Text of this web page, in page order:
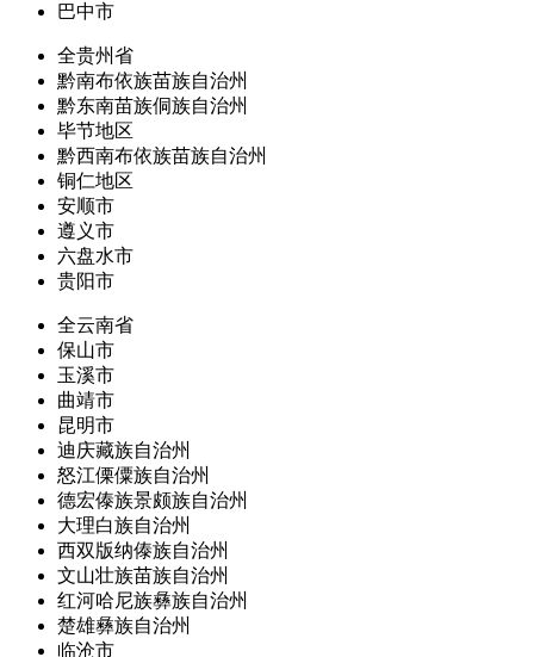
巴中市
全贵州省
黔南布依族苗族自治州
黔东南苗族侗族自治州
毕节地区
黔西南布依族苗族自治州
铜仁地区
安顺市
遵义市
六盘水市
贵阳市
全云南省
保山市
玉溪市
曲靖市
昆明市
迪庆藏族自治州
怒江傈僳族自治州
德宏傣族景颇族自治州
大理白族自治州
西双版纳傣族自治州
文山壮族苗族自治州
红河哈尼族彝族自治州
楚雄彝族自治州
临沧市